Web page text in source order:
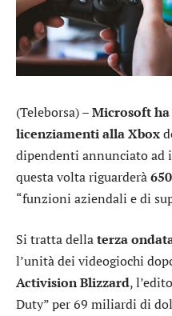
(Teleborsa) –Microsoft
licenziamenti alla Xbox
dipendenti annunciato
questa volta riguarderà
“funzioni aziendali e di
Si tratta dellaterza
l’unità dei videogiochi
Activision Blizzard,
Duty” per 69 miliardi di